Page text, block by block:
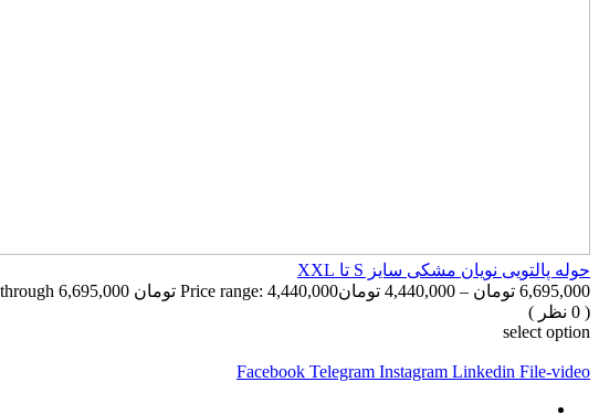
حوله پالتویی نویان مشکی سایز S تا XXL
6,695,000 تومان –
4,440,000 تومانPrice range: 4,440,000 تومان through 6,695,000 تومان
( 0 نظر )
select option
Facebook Telegram Instagram Linkedin File-video